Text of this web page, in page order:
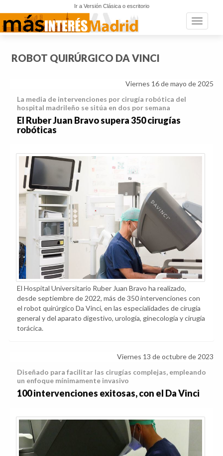
Ir a Versión Clásica o escritorio
Toggle
ROBOT QUIRÚRGICO DA VINCI
Viernes 16 de mayo de 2025
La media de intervenciones por cirugía robótica del
hospital madrileño se sitúa en dos por semana
El Ruber Juan Bravo supera 350 cirugías
robóticas
El Hospital Universitario Ruber Juan Bravo ha realizado,
desde septiembre de 2022, más de 350 intervenciones con
el robot quirúrgico Da Vinci, en las especialidades de cirugía
general y del aparato digestivo, urología, ginecología y cirugía
torácica.
Viernes 13 de octubre de 2023
Diseñado para facilitar las cirugías complejas, empleando
un enfoque mínimamente invasivo
100 intervenciones exitosas, con el Da Vinci